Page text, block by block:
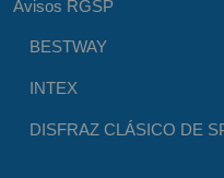
Avisos RGSP
BESTWAY
INTEX
DISFRAZ CLÁSICO DE